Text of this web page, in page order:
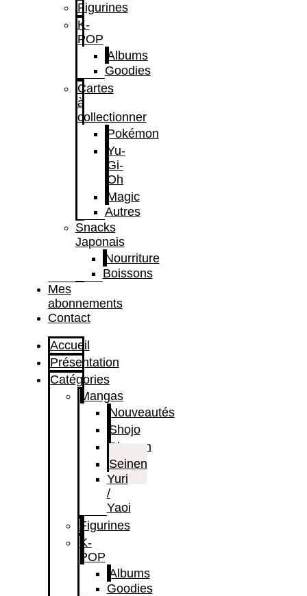
Figurines
K-
POP
Albums
Goodies
Cartes
à
collectionner
Pokémon
Yu-
Gi-
Oh
Magic
Autres
Snacks
Japonais
Nourriture
Boissons
Mes
abonnements
Contact
Accueil
Présentation
Catégories
Mangas
Nouveautés
Shojo
Shonen
Seinen
Yuri
/
Yaoi
Figurines
K-
POP
Albums
Goodies